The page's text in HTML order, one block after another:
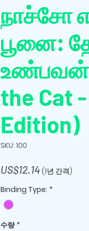
நாச்சோ
பூனை:
உண்பவன்
the Cat
Edition)
SKU: 100
US$12.14가
(1년 간격)
Binding Type: *
수량 *